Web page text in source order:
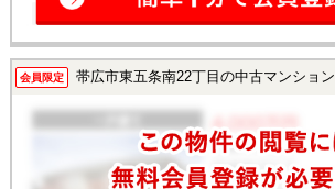
会員限定 帯広市東五条南22丁目の中古マンション